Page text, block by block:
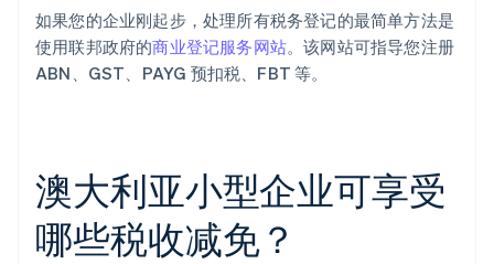
如果您的企业刚起步，处理所有税务登记的最简单方法是
使用联邦政府的商业登记服务网站。该网站可指导您注册
ABN、GST、PAYG 预扣税、FBT 等。
澳大利亚小型企业可享受
哪些税收减免？